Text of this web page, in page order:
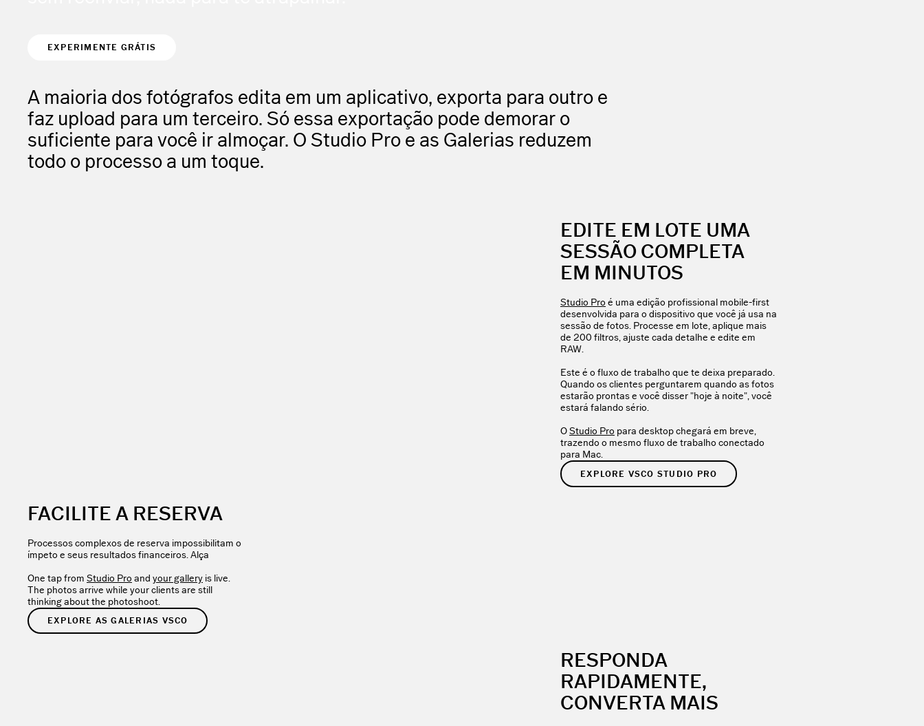
EXPERIMENTE GRÁTIS
A maioria dos fotógrafos edita em um aplicativo, exporta para outro e
faz upload para um terceiro. Só essa exportação pode demorar o
suficiente para você ir almoçar. O Studio Pro e as Galerias reduzem
todo o processo a um toque.
EDITE EM LOTE UMA
SESSÃO COMPLETA
EM MINUTOS
Studio Pro é uma edição profissional mobile-first
desenvolvida para o dispositivo que você já usa na
sessão de fotos. Processe em lote, aplique mais
de 200 filtros, ajuste cada detalhe e edite em
RAW.
Este é o fluxo de trabalho que te deixa preparado.
Quando os clientes perguntarem quando as fotos
estarão prontas e você disser "hoje à noite", você
estará falando sério.
OStudio Pro para desktop chegará em breve,
trazendo o mesmo fluxo de trabalho conectado
para Mac.
EXPLORE VSCO STUDIO PRO
FACILITE A RESERVA
Processos complexos de reserva impossibilitam o
ímpeto e seus resultados financeiros. Alça
One tap from Studio Pro and your gallery is live.
The photos arrive while your clients are still
thinking about the photoshoot.
EXPLORE AS GALERIAS VSCO
RESPONDA
RAPIDAMENTE,
CONVERTA MAIS